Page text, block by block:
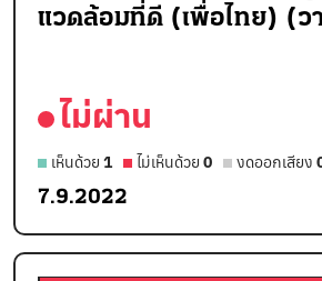
แวดล้อมที่ดี (เพื่อไทย) (ว
ไม่ผ่าน
เห็นด้วย 1 ไม่เห็นด้วย 0 งดออกเสียง
7.9.2022